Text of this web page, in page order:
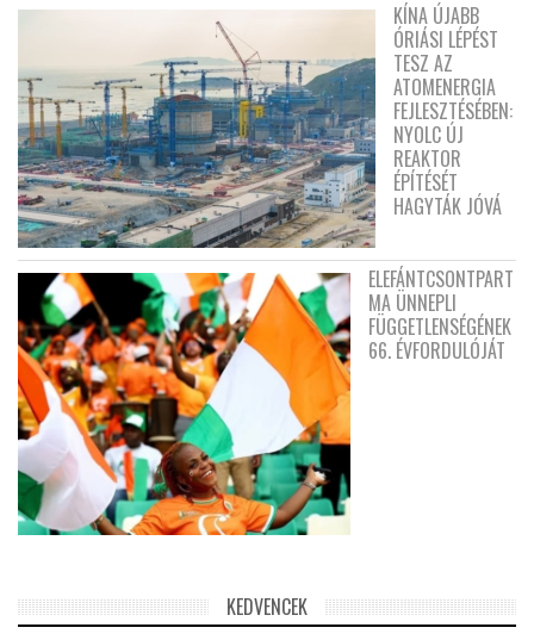
KÍNA ÚJABB
ÓRIÁSI LÉPÉST
TESZ AZ
ATOMENERGIA
FEJLESZTÉSÉBEN:
NYOLC ÚJ
REAKTOR
ÉPÍTÉSÉT
HAGYTÁK JÓVÁ
ELEFÁNTCSONTPART
MA ÜNNEPLI
FÜGGETLENSÉGÉNEK
66. ÉVFORDULÓJÁT
KEDVENCEK